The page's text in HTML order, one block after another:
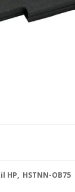
HP, HSTNN-OB75